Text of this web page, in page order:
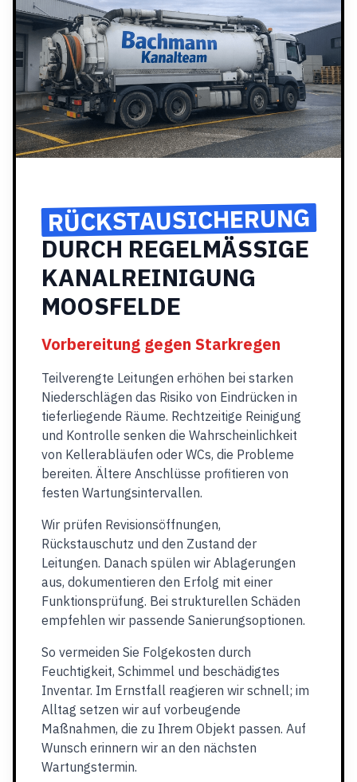
RÜCKSTAUSICHERUNG
DURCH REGELMÄSSIGE
KANALREINIGUNG
MOOSFELDE
Vorbereitung gegen Starkregen
Teilverengte Leitungen erhöhen bei starken
Niederschlägen das Risiko von Eindrücken in
tieferliegende Räume. Rechtzeitige Reinigung
und Kontrolle senken die Wahrscheinlichkeit
von Kellerabläufen oder WCs, die Probleme
bereiten. Ältere Anschlüsse profitieren von
festen Wartungsintervallen.
Wir prüfen Revisionsöffnungen,
Rückstauschutz und den Zustand der
Leitungen. Danach spülen wir Ablagerungen
aus, dokumentieren den Erfolg mit einer
Funktionsprüfung. Bei strukturellen Schäden
empfehlen wir passende Sanierungsoptionen.
So vermeiden Sie Folgekosten durch
Feuchtigkeit, Schimmel und beschädigtes
Inventar. Im Ernstfall reagieren wir schnell; im
Alltag setzen wir auf vorbeugende
Maßnahmen, die zu Ihrem Objekt passen. Auf
Wunsch erinnern wir an den nächsten
Wartungstermin.